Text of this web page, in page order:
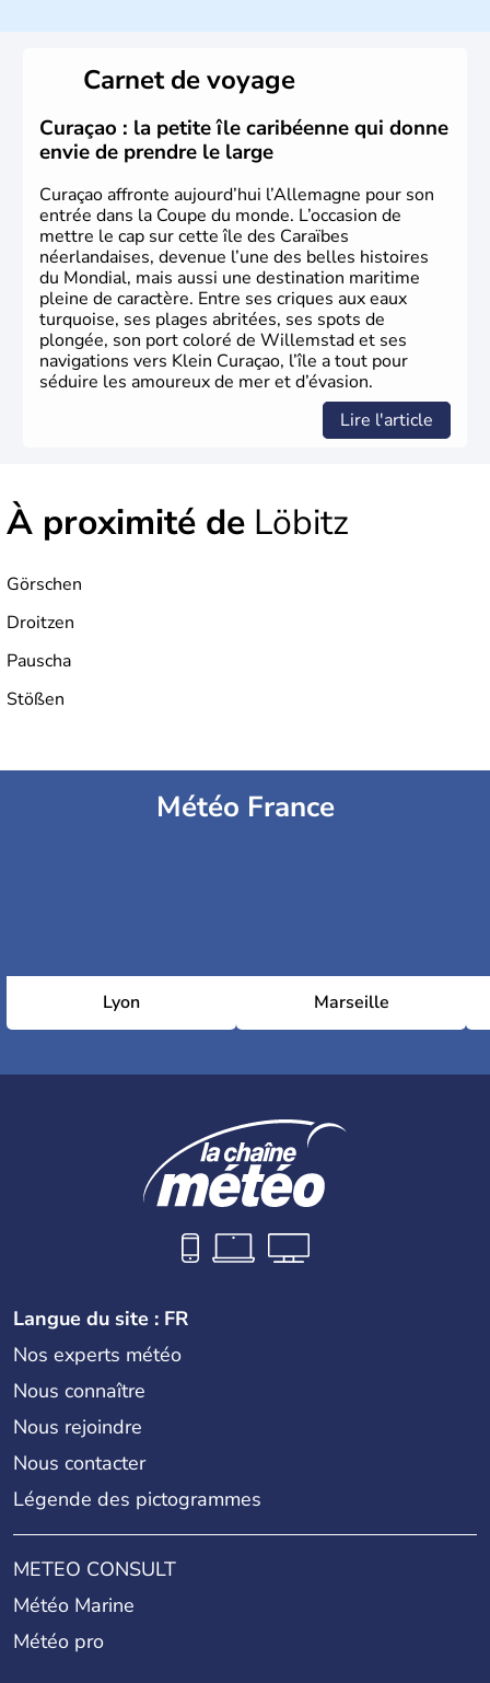
lesquelles bénéficient d'une grande autonomie. Le pays
peut se targuer de grands noms qu'il a vu naître dans tous
les domaines, des arts à la politique en passant par la
philosophie. Hertz, Gutenberg, Heidegger, Thomas Mann,
Herman Hesse ou bien Hegel en font partie.
Carnet de voyage
Curaçao : la petite île caribéenne qui donne
envie de prendre le large
Curaçao affronte aujourd’hui l’Allemagne pour son
entrée dans la Coupe du monde. L’occasion de
mettre le cap sur cette île des Caraïbes
néerlandaises, devenue l’une des belles histoires
du Mondial, mais aussi une destination maritime
pleine de caractère. Entre ses criques aux eaux
turquoise, ses plages abritées, ses spots de
plongée, son port coloré de Willemstad et ses
navigations vers Klein Curaçao, l’île a tout pour
séduire les amoureux de mer et d’évasion.
Lire l'article
À proximité de Löbitz
Görschen
Droitzen
Pauscha
Stößen
Météo France
Lyon Marseille
Langue du site : FR
Nos experts météo
Nous connaître
Nous rejoindre
Nous contacter
Légende des pictogrammes
METEO CONSULT
Météo Marine
Météo pro